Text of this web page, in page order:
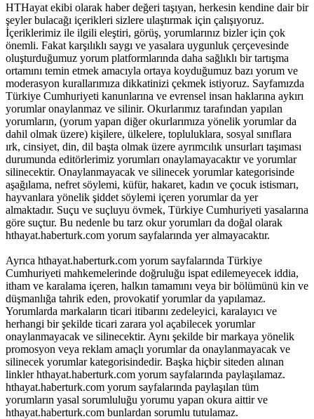
HTHayat ekibi olarak haber değeri taşıyan, herkesin kendine dair bir
şeyler bulacağı içerikleri sizlere ulaştırmak için çalışıyoruz.
İçeriklerimiz ile ilgili eleştiri, görüş, yorumlarınız bizler için çok
önemli. Fakat karşılıklı saygı ve yasalara uygunluk çerçevesinde
oluşturduğumuz yorum platformlarında daha sağlıklı bir tartışma
ortamını temin etmek amacıyla ortaya koyduğumuz bazı yorum ve
moderasyon kurallarımıza dikkatinizi çekmek istiyoruz. Sayfamızda
Türkiye Cumhuriyeti kanunlarına ve evrensel insan haklarına aykırı
yorumlar onaylanmaz ve silinir. Okurlarımız tarafından yapılan
yorumların, (yorum yapan diğer okurlarımıza yönelik yorumlar da
dahil olmak üzere) kişilere, ülkelere, topluluklara, sosyal sınıflara
ırk, cinsiyet, din, dil başta olmak üzere ayrımcılık unsurları taşıması
durumunda editörlerimiz yorumları onaylamayacaktır ve yorumlar
silinecektir. Onaylanmayacak ve silinecek yorumlar kategorisinde
aşağılama, nefret söylemi, küfür, hakaret, kadın ve çocuk istismarı,
hayvanlara yönelik şiddet söylemi içeren yorumlar da yer
almaktadır. Suçu ve suçluyu övmek, Türkiye Cumhuriyeti yasalarına
göre suçtur. Bu nedenle bu tarz okur yorumları da doğal olarak
hthayat.haberturk.com yorum sayfalarında yer almayacaktır.
Ayrıca hthayat.haberturk.com yorum sayfalarında Türkiye
Cumhuriyeti mahkemelerinde doğruluğu ispat edilemeyecek iddia,
itham ve karalama içeren, halkın tamamını veya bir bölümünü kin ve
düşmanlığa tahrik eden, provokatif yorumlar da yapılamaz.
Yorumlarda markaların ticari itibarını zedeleyici, karalayıcı ve
herhangi bir şekilde ticari zarara yol açabilecek yorumlar
onaylanmayacak ve silinecektir. Aynı şekilde bir markaya yönelik
promosyon veya reklam amaçlı yorumlar da onaylanmayacak ve
silinecek yorumlar kategorisindedir. Başka hiçbir siteden alınan
linkler hthayat.haberturk.com yorum sayfalarında paylaşılamaz.
hthayat.haberturk.com yorum sayfalarında paylaşılan tüm
yorumların yasal sorumluluğu yorumu yapan okura aittir ve
hthayat.haberturk.com bunlardan sorumlu tutulamaz.